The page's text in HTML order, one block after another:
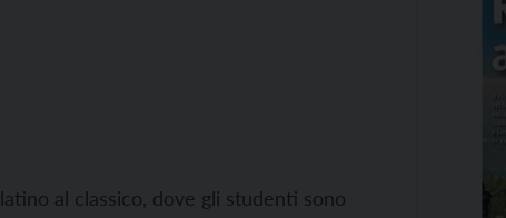
al classico, dove gli studenti sono